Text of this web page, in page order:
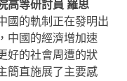
高等研討員 羅思
國的軌制正在發明出
中國的經濟增加速
好的社會周遭的狀
簡直施展了主要感